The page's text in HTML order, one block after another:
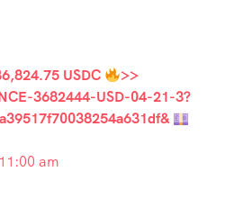
USDC
>>
3682444-USD-04-21-3?
am